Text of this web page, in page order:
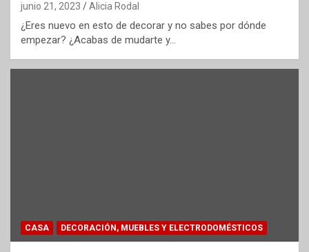
junio 21, 2023 Alicia Rodal
¿Eres nuevo en esto de decorar y no sabes por dónde
empezar? ¿Acabas de mudarte y…
CASA DECORACIÓN, MUEBLES Y ELECTRODOMÉSTICOS